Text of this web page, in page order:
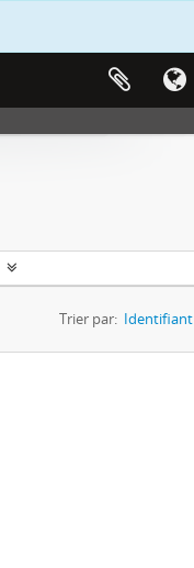
Trier par: Identifiant